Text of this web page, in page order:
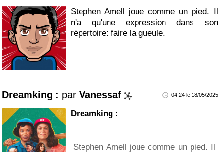
Stephen Amell joue comme un pied. Il
n'a qu'une expression dans son
répertoire: faire la gueule.
Dreamking : parVanessaf 04:24 le 18/05/2025
Dreamking :
Stephen Amell joue comme un pied. Il